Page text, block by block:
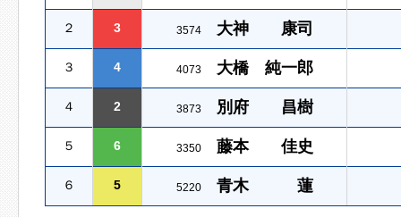
２ 3 3574 大神 康司
３ 4 4073 大橋 純一郎
４ 2 3873 別府 昌樹
５ 6 3350 藤本 佳史
６ 5 5220 青木 蓮